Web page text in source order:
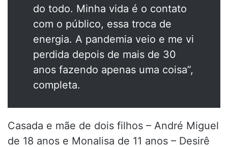
do todo. Minha vida é o contato
com o público, essa troca de
energia. A pandemia veio e me vi
perdida depois de mais de 30
anos fazendo apenas uma coisa”,
completa.
Casada e mãe de dois filhos – André Miguel
de 18 anos e Monalisa de 11 anos – Desirê